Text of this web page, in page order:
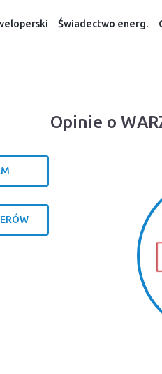
Świadectwo energ.
Opinie o